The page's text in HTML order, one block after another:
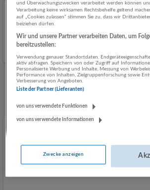
Leidenschaftliche:r Souschef (all
Salzburg
und Überwachungszwecken verarbeitet werden können
Verarbeitung keine wirksamen Rechtsbehelfe geltend
auf „Cookies zulassen“ stimmen Sie zu, dass wir
beiziehen dürfen.
Wir und unsere Partner verarbeiten Daten, um
bereitzustellen:
Verwendung genauer Standortdaten.
aktiv abfragen. Speichern von oder Zugriff auf
Personalisierte Werbung und Inhalte, Messung von
Performance von Inhalten, Zielgruppenforschung sowie
Verbesserung von Angeboten.
Liste der Partner (Lieferanten)
von uns verwendete Funktionen
von uns verwendete Informationen
Zwecke anzeigen